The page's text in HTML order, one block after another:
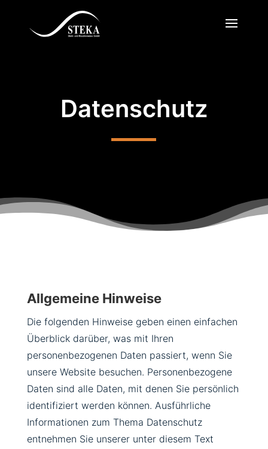
Datenschutz
Allgemeine Hinweise
Die folgenden Hinweise geben einen einfachen
Überblick darüber, was mit Ihren
personenbezogenen Daten passiert, wenn Sie
unsere Website besuchen. Personenbezogene
Daten sind alle Daten, mit denen Sie persönlich
identifiziert werden können. Ausführliche
Informationen zum Thema Datenschutz
entnehmen Sie unserer unter diesem Text